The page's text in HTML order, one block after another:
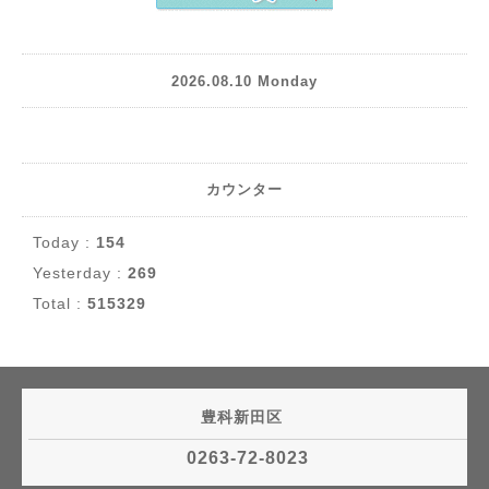
2026.08.10 Monday
カウンター
Today : 154
Yesterday : 269
Total : 515329
豊科新田区
0263-72-8023